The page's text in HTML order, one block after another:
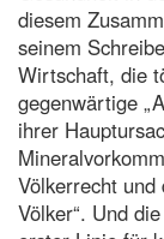
diesem
seinem
Wirtschaft, die
gegenwärtige
ihrer
Völkerrecht
Völker“. Und